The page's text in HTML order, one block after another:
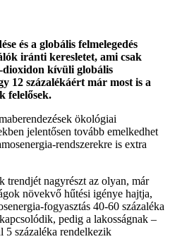
és a globális felmelegedés
iránti keresletet, ami csak
dioxidon kívüli globális
12 százalékáért már most is a
felelősek.
ökológiai
jelentősen tovább emelkedhet
rendszerekre is extra
trendjét nagyrészt az olyan, már
növekvő hűtési igénye hajtja,
fogyasztás 40-60 százaléka
pedig a lakosságnak –
5 százaléka rendelkezik